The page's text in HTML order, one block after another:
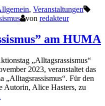
, Veranstaltungen
von redakteur
am HUMA
„Alltagsrassismus“
2023, veranstaltet das
Für den
Autorin, Alice Hasters, zu